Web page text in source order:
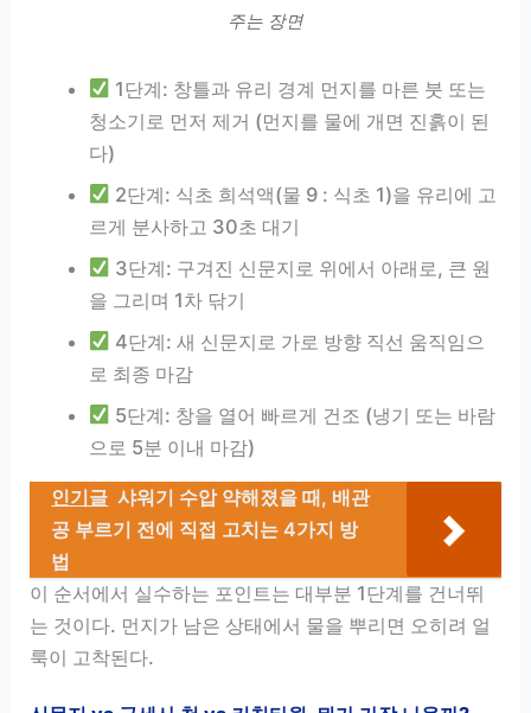
주는 장면
1단계: 창틀과 유리 경계 먼지를 마른 붓 또는
청소기로 먼저 제거 (먼지를 물에 개면 진흙이 된
다)
2단계: 식초 희석액(물 9 : 식초 1)을 유리에 고
르게 분사하고 30초 대기
3단계: 구겨진 신문지로 위에서 아래로, 큰 원
을 그리며 1차 닦기
4단계: 새 신문지로 가로 방향 직선 움직임으
로 최종 마감
5단계: 창을 열어 빠르게 건조 (냉기 또는 바람
으로 5분 이내 마감)
인기글 샤워기 수압 약해졌을 때, 배관
공 부르기 전에 직접 고치는 4가지 방
법
이 순서에서 실수하는 포인트는 대부분 1단계를 건너뛰
는 것이다. 먼지가 남은 상태에서 물을 뿌리면 오히려 얼
룩이 고착된다.